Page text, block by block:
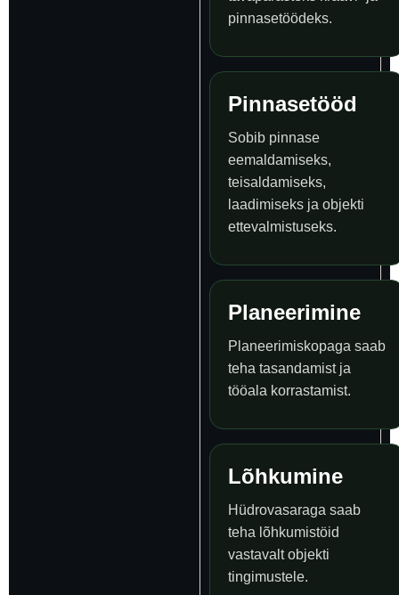
pinnasetöödeks.
Pinnasetööd
Sobib pinnase
eemaldamiseks,
teisaldamiseks,
laadimiseks ja objekti
ettevalmistuseks.
Planeerimine
Planeerimiskopaga saab
teha tasandamist ja
tööala korrastamist.
Lõhkumine
Hüdrovasaraga saab
teha lõhkumistöid
vastavalt objekti
tingimustele.